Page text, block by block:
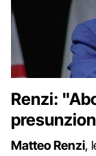
Renzi:
Matteo Renzi,